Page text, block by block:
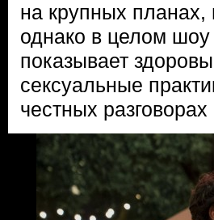
на крупных планах,
однако в целом шоу
показывает
сексуальные
честных